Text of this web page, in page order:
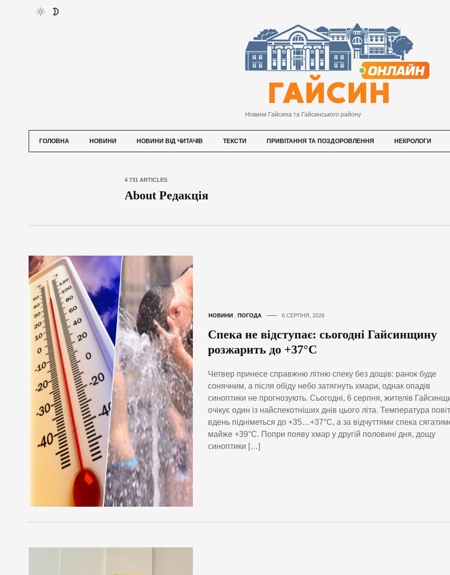
Новини Гайсина та Гайсинського району
ГОЛОВНА НОВИНИ НОВИНИ ВІД ЧИТАЧІВ ТЕКСТИ ПРИВІТАННЯ ТА ПОЗДОРОВЛЕННЯ НЕКРОЛОГИ
4 731 ARTICLES
About Редакція
НОВИНИ ПОГОДА 6 СЕРПНЯ, 2026
Спека не відступає: сьогодні Гайсинщину
розжарить до +37°C
Четвер принесе справжню літню спеку без дощів: ранок буде
сонячним, а після обіду небо затягнуть хмари, однак опадів
синоптики не прогнозують. Сьогодні, 6 серпня, жителів
очікує один із найспекотніших днів цього літа. Температура
вдень підніметься до +35…+37°C, а за відчуттями спека
майже +39°C. Попри появу хмар у другій половині дня, дощу
синоптики […]